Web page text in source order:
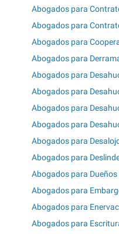
Abogados para
Abogados para
Abogados para
Abogados para
Abogados para
Abogados para
Abogados para
Abogados para
Abogados para
Abogados para
Abogados para Dueños
Abogados para
Abogados para
Abogados para